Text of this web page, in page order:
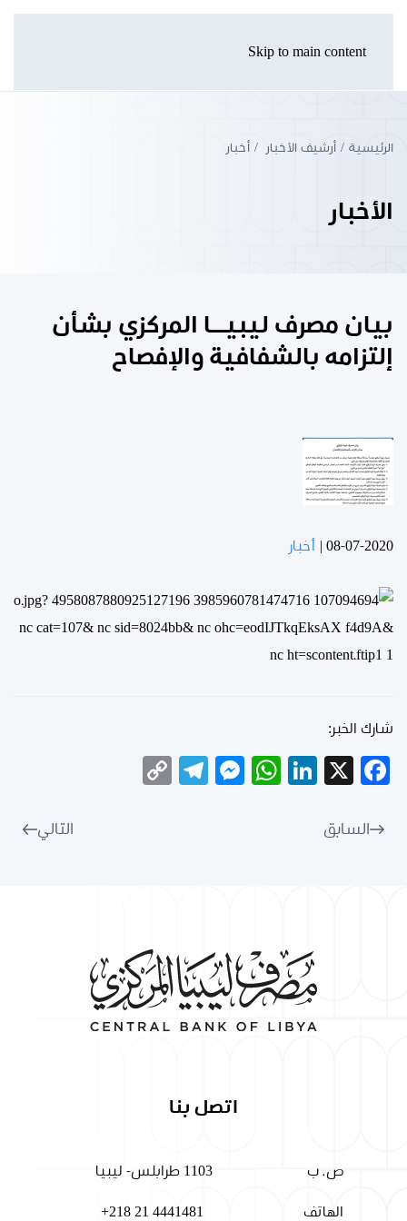
Skip to main content
الرئيسية أرشيف الأخبار أخبار
الأخبار
بيان مصرف ليبيـــا المركزي بشأن
إلتزامه بالشفافية والإفصاح
08-07-2020 أخبار
شارك الخبر:
Facebook
X
LinkedIn
WhatsApp
Messenger
Telegram
السابق التالي
اتصل بنا
ص. ب 1103 طرابلس- ليبيا
الهاتف +218 21 4441481